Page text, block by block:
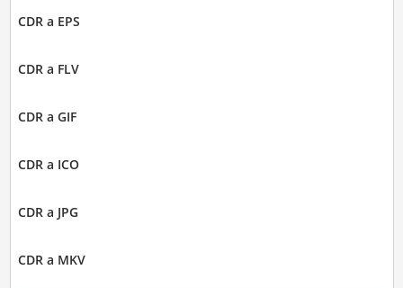
CDR a EPS
CDR a FLV
CDR a GIF
CDR a ICO
CDR a JPG
CDR a MKV